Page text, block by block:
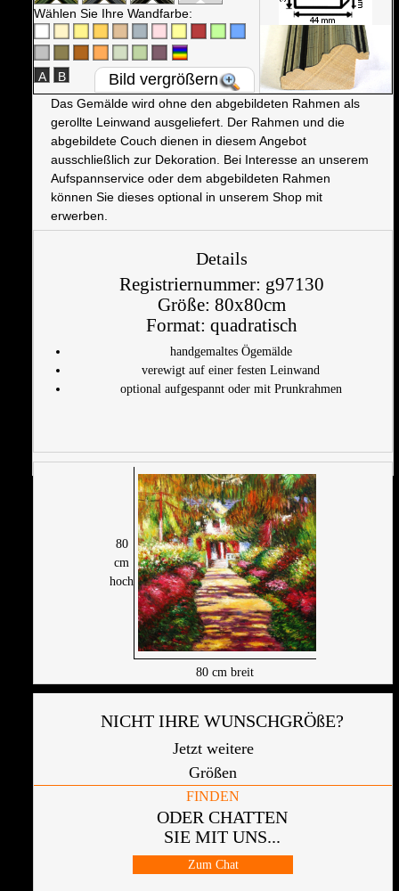
Wählen Sie Ihre Wandfarbe:
A B Bild vergrößern
Das Gemälde wird ohne den abgebildeten Rahmen als
gerollte Leinwand ausgeliefert. Der Rahmen und die
abgebildete Couch dienen in diesem Angebot
ausschließlich zur Dekoration. Bei Interesse an unserem
Aufspannservice oder dem abgebildeten Rahmen
können Sie dieses optional in unserem Shop mit
erwerben.
Details
Registriernummer: g97130
Größe: 80x80cm
Format: quadratisch
handgemaltes Ögemälde
verewigt auf einer festen Leinwand
optional aufgespannt oder mit Prunkrahmen
80
cm
hoch
80 cm breit
NICHT IHRE WUNSCHGRÖßE?
Jetzt weitere
Größen
FINDEN
ODER CHATTEN
SIE MIT UNS...
Zum Chat